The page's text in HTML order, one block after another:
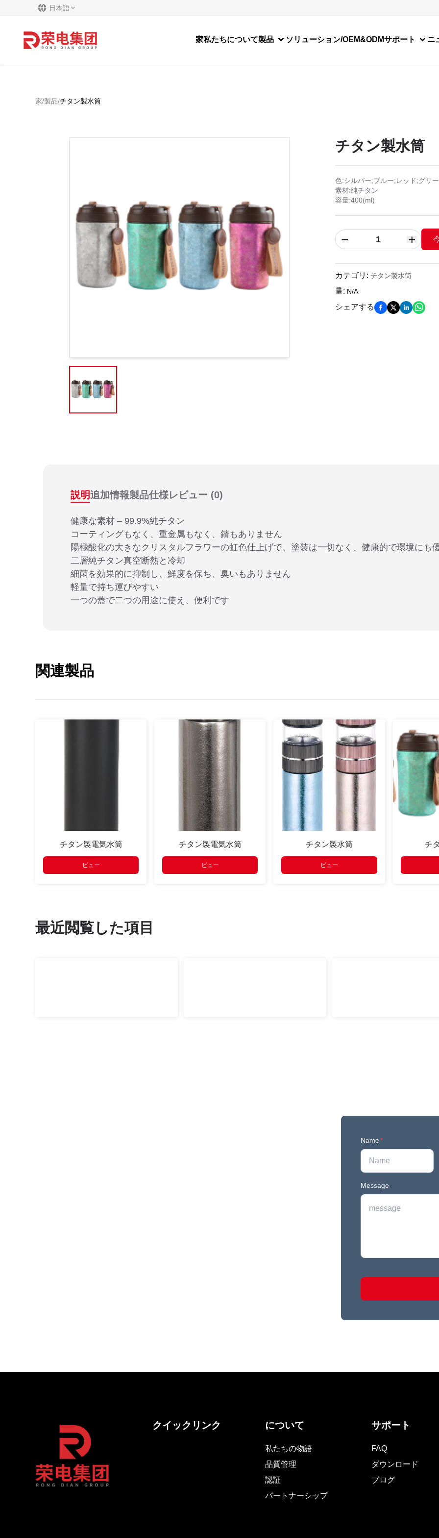
日本語
家私たちについて製品 ソリューション/OEM&ODMサポート ニ
家/製品/チタン製水筒
チタン製水筒
色:シルバー;ブルー;レッド;グリ
素材:純チタン
容量:400(ml)
カテゴリ : チタン製水筒
量: N/A
シェアする
説明追加情報製品仕様レビュー (0)
健康な素材 – 99.9%純チタン
コーティングもなく、重金属もなく、錆もありません
陽極酸化の大きなクリスタルフラワーの虹色仕上げで、塗装は一切なく、健康的で環境にも
二層純チタン真空断熱と冷却
細菌を効果的に抑制し、鮮度を保ち、臭いもありません
軽量で持ち運びやすい
一つの蓋で二つの用途に使え、便利です
関連製品
チタン製電気水筒
ビュー
チタン製電気水筒
ビュー
チタン製水筒
ビュー
チ
最近閲覧した項目
Name*
Message
クイックリンク について
私たちの物語
品質管理
認証
パートナーシップ
サポート
FAQ
ダウンロード
ブログ